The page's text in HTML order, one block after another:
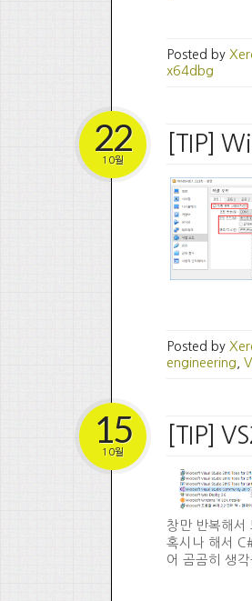
Posted by
x64dbg
[TIP]
22
10월
Posted by
engineering
[TIP]
15
10월
창만 반복해서
혹시나 해서
어 곰곰히 생